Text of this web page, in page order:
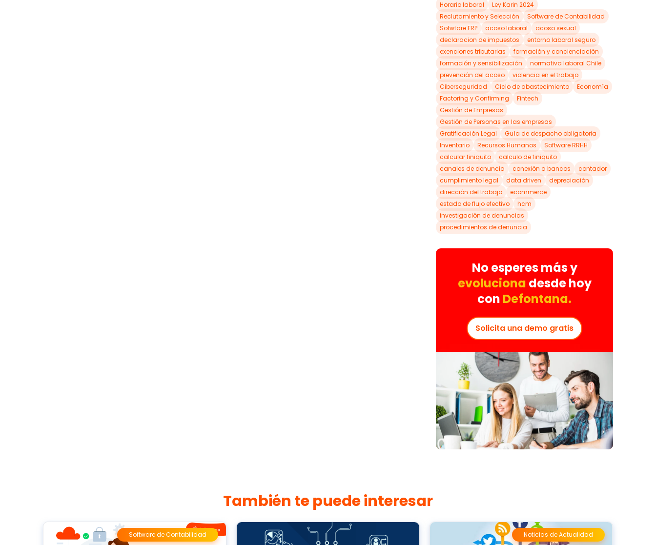
Horario laboral
Ley Karin 2024
Reclutamiento y Selección
Software de Contabilidad
Sofwtare ERP
acoso laboral
acoso sexual
declaracion de impuestos
entorno laboral seguro
exenciones tributarias
formación y concienciación
formación y sensibilización
normativa laboral Chile
prevención del acoso
violencia en el trabajo
Ciberseguridad
Ciclo de abastecimiento
Economía
Factoring y Confirming
Fintech
Gestión de Empresas
Gestión de Personas en las empresas
Gratificación Legal
Guía de despacho obligatoria
Inventario
Recursos Humanos
Software RRHH
calcular finiquito
calculo de finiquito
canales de denuncia
conexión a bancos
contador
cumplimiento legal
data driven
depreciación
dirección del trabajo
ecommerce
estado de flujo efectivo
hcm
investigación de denuncias
procedimientos de denuncia
No esperes más y
evoluciona desde hoy
con Defontana.
Solicita una demo gratis
También te puede interesar
Software de Contabilidad Noticias de Actualidad